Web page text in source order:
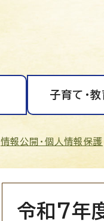
子育て・教
情報公開・個人情報保護
令和7年